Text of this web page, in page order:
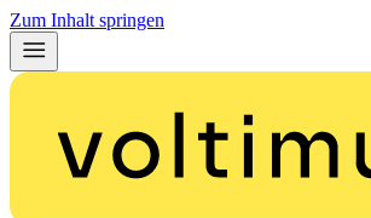
Zum Inhalt springen